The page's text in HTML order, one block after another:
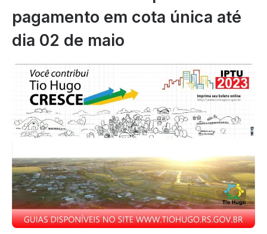
pagamento em cota única até
dia 02 de maio